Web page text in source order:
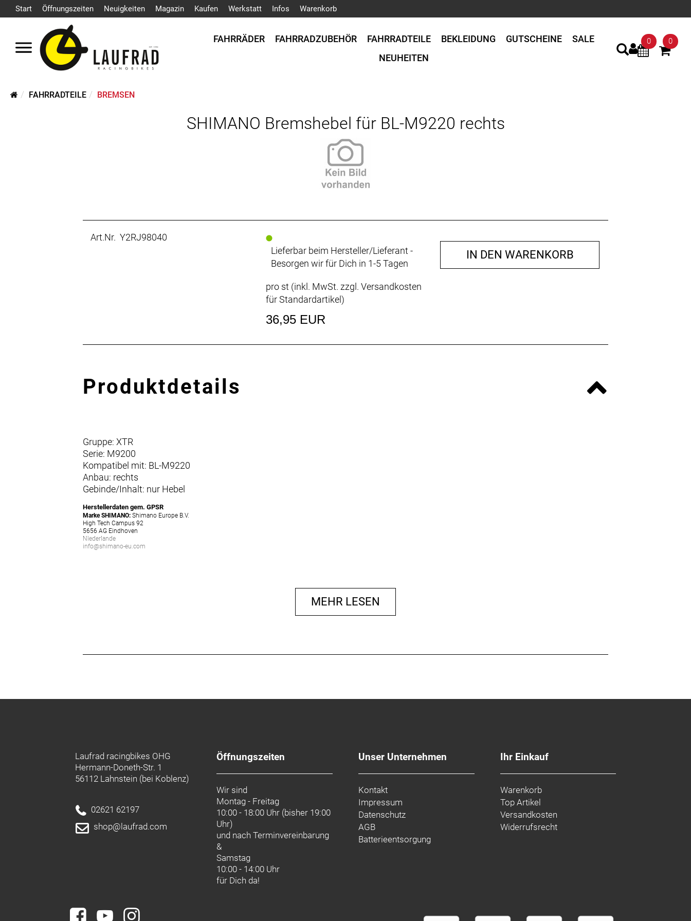
Start Öffnungszeiten Neuigkeiten Magazin Kaufen Werkstatt Infos Warenkorb
FAHRRÄDER FAHRRADZUBEHÖR FAHRRADTEILE BEKLEIDUNG GUTSCHEINE
SALE
NEUHEITEN
0 0
FAHRRADTEILE BREMSEN
SHIMANO Bremshebel für BL-M9220 rechts
Art.Nr. Y2RJ98040
Lieferbar beim Hersteller/Lieferant -
Besorgen wir für Dich in 1-5 Tagen
pro st (inkl. MwSt. zzgl. Versandkosten
für Standardartikel)
36,95 EUR
IN DEN WARENKORB
Produktdetails
Gruppe: XTR
Serie: M9200
Kompatibel mit: BL-M9220
Anbau: rechts
Gebinde/Inhalt: nur Hebel
Herstellerdaten gem. GPSR
Marke SHIMANO: Shimano Europe B.V.
High Tech Campus 92
5656 AG Eindhoven
Niederlande
info@shimano-eu.com
MEHR LESEN
Laufrad racingbikes OHG
Hermann-Doneth-Str. 1
56112 Lahnstein (bei Koblenz)
02621 62197
shop@laufrad.com
Öffnungszeiten
Wir sind
Montag - Freitag
10:00 - 18:00 Uhr (bisher 19:00
Uhr)
und nachTerminvereinbarung
&
Samstag
10:00 - 14:00 Uhr
für Dich da!
Unser Unternehmen
Kontakt
Impressum
Datenschutz
AGB
Batterieentsorgung
Ihr Einkauf
Warenkorb
Top Artikel
Versandkosten
Widerrufsrecht